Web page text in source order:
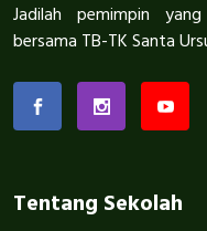
Jadilah pemimpin
bersama TB-TK Santa
Tentang Sekolah